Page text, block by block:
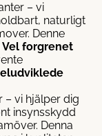
– vi
naturligt
Denne
Vel forgrenet
– vi hjälper dig
insynsskydd
Denna